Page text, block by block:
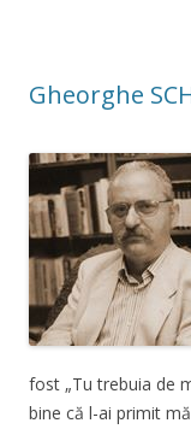
Gheorghe
fost „Tu trebuia de
bine că l-ai primit